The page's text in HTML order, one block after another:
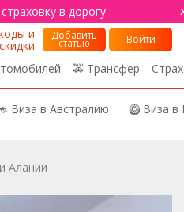
в дорогу
🚕 Трансфер
и
скидки
Добавить
статью Войти
Виза в Австралию 🥝 Виза
Алании